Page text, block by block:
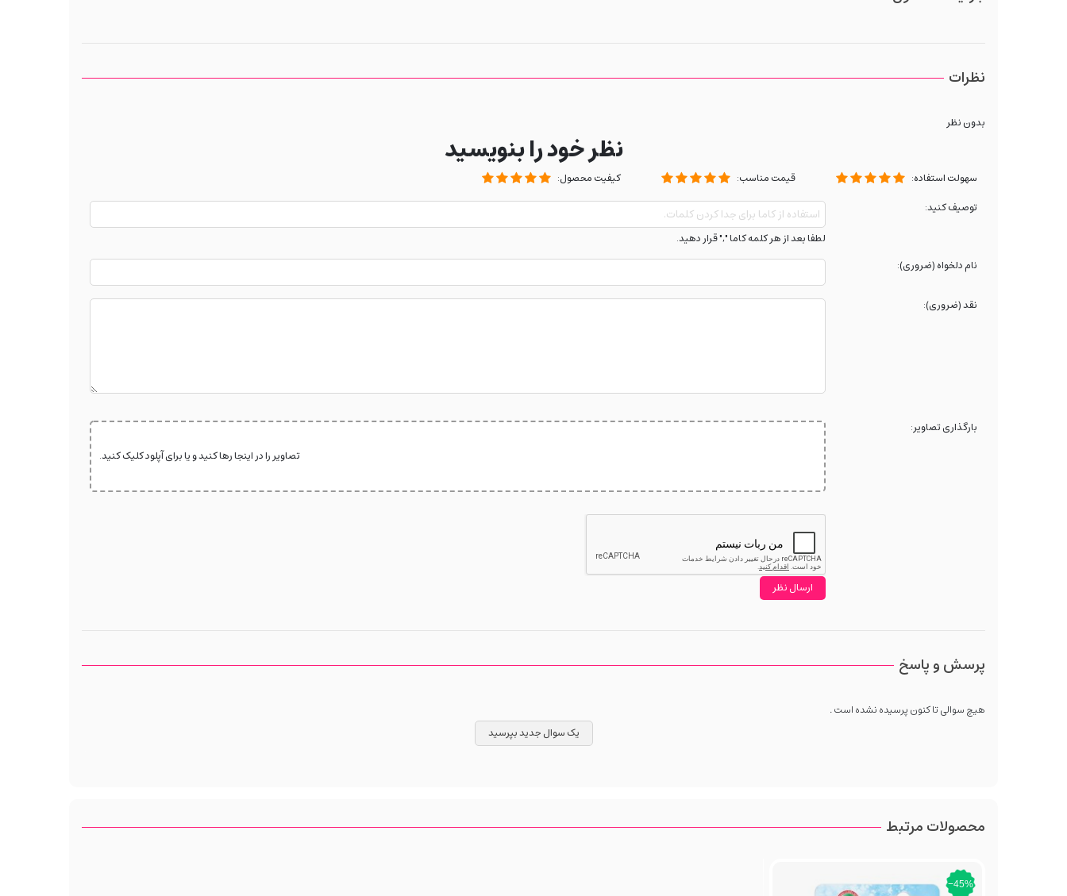
نظرات
بدون نظر
نظر خود را بنویسید
سهولت استفاده: قیمت مناسب:
کیفیت محصول:
توصیف کنید:
لطفا بعد از هر کلمه کاما "," قرار دهید.
نام دلخواه (ضروری):
نقد (ضروری):
بارگذاری تصاویر:
تصاویر را در اینجا رها کنید و یا برای آپلود کلیک کنید.
پرسش و پاسخ
هیچ سوالی تا کنون پرسیده نشده است .
یک سوال جدید بپرسید
محصولات مرتبط
‎−45%